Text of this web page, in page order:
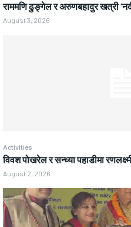
राममणि ढुङ्गेल र अरुणबहादुर खत्री
August 3, 2026
Activities
विवश पोखरेल र सन्ध्या पहाडीमा
August 2, 2026